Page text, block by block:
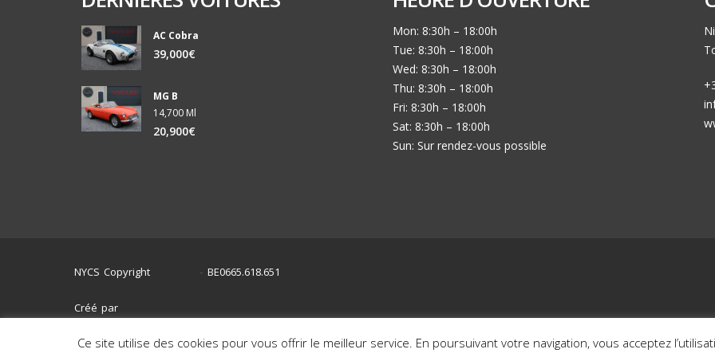
AC Cobra
39,000€
MG B
14,700 Ml
20,900€
Mon: 8:30h – 18:00h
Tue: 8:30h – 18:00h
Wed: 8:30h – 18:00h
Thu: 8:30h – 18:00h
Fri: 8:30h – 18:00h
Sat: 8:30h – 18:00h
Sun: Sur rendez-vous possible
NYCS Copyright - BE0665.618.651
Créé par
Ce site utilise des cookies pour vous offrir le meilleur service. En poursuivant votre navigation, vous acceptez